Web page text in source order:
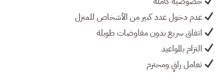
عدم دخول عدد كبير من الأشخاص للمنزل
اتفاق سريع بدون مفاوضات طويلة
التزام بالمواعيد
تعامل راقٍ ومحترم